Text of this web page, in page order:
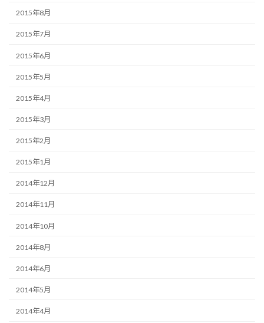
2015年8月
2015年7月
2015年6月
2015年5月
2015年4月
2015年3月
2015年2月
2015年1月
2014年12月
2014年11月
2014年10月
2014年8月
2014年6月
2014年5月
2014年4月